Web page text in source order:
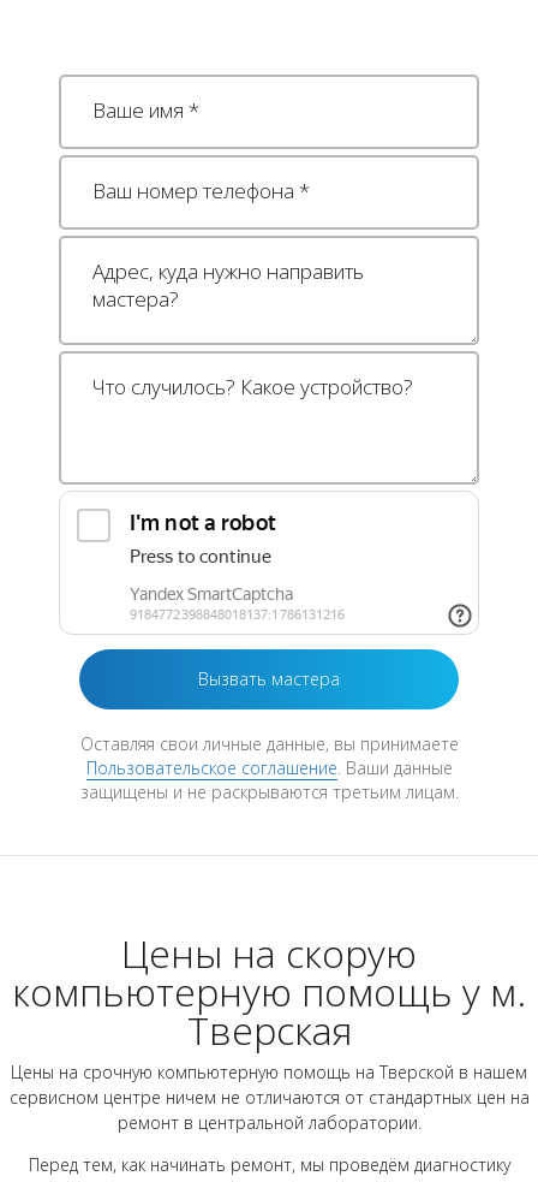
Оставляя свои личные данные, вы принимаете
Пользовательское соглашение. Ваши данные
защищены и не раскрываются третьим лицам.
Цены на скорую
компьютерную помощь у м.
Тверская
Цены на срочную компьютерную помощь на Тверской в нашем
сервисном центре ничем не отличаются от стандартных цен на
ремонт в центральной лаборатории.
Перед тем, как начинать ремонт, мы проведём диагностику